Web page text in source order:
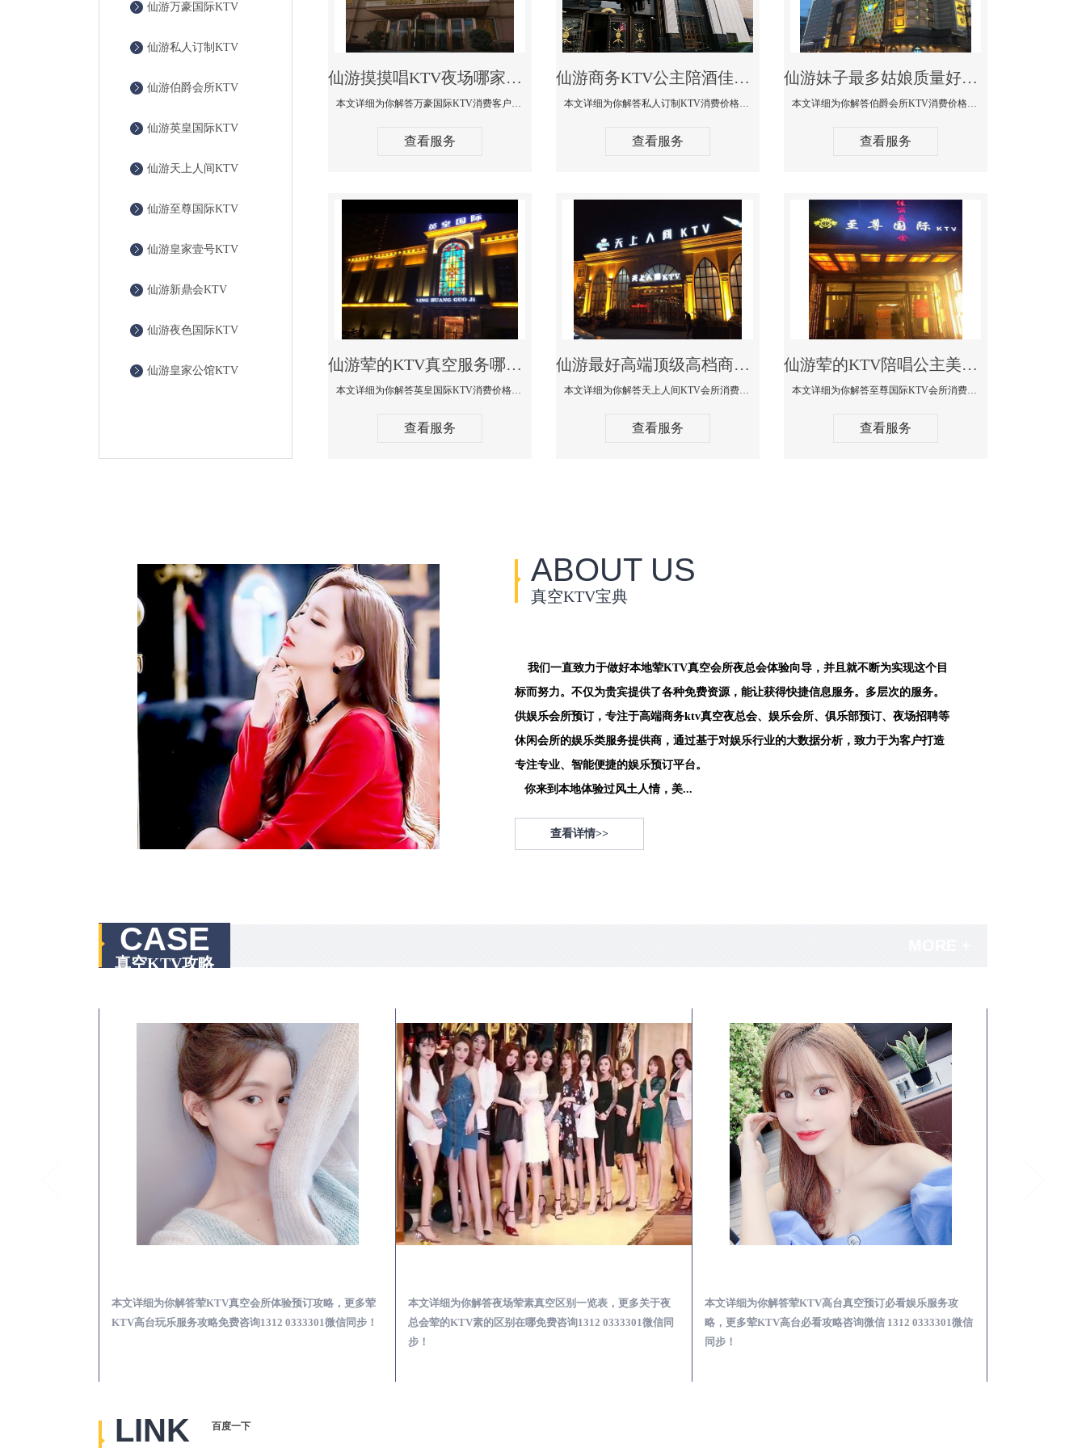
仙游万豪国际KTV
仙游私人订制KTV
仙游伯爵会所KTV
仙游英皇国际KTV
仙游天上人间KTV
仙游至尊国际KTV
仙游皇家壹号KTV
仙游新鼎会KTV
仙游夜色国际KTV
仙游皇家公馆KTV
仙游摸摸唱KTV夜场哪家好玩开放-万豪国际KTV消费客户点评
本文详细为你解答万豪国际KTV消费客户点评，更多关于摸摸唱KTV夜场哪家好玩开放咨询1312 0333301微信同步！
查看服务
仙游商务KTV公主陪酒佳丽漂亮哪家多-私人订制KTV消费价格口碑点评
本文详细为你解答私人订制KTV消费价格口碑点评，更多关于商务KTV公主陪酒佳丽漂亮哪家多免费咨询1312 0333301微信同步！
查看服务
仙游妹子最多姑娘质量好的真空夜总会KTV-伯爵会所KTV消费点评
本文详细为你解答伯爵会所KTV消费价格点评，更多关于妹子最多姑娘质量好的真空夜总会KTV免费咨询1312 0333301微信同步！
查看服务
仙游荤的KTV真空服务哪家好-英皇国际KTV消费价格口碑点评
本文详细为你解答英皇国际KTV消费价格点评，更多关于荤的KTV真空服务哪家好免费咨询1312 0333301微信同步！
查看服务
仙游最好高端顶级高档商务KTV夜总会-天上人间KTV消费点评
本文详细为你解答天上人间KTV会所消费价格点评，更多关于最好高端顶级高档商务KTV夜总会免费咨询1312 0333301微信同步！
查看服务
仙游荤的KTV陪唱公主美女哪家最多-至尊国际KTV会所消费价格
本文详细为你解答至尊国际KTV会所消费价格点评，更多关于荤的KTV陪唱公主美女哪家最多免费咨询1312 0333301微信同步！
查看服务
ABOUT US
真空KTV宝典
我们一直致力于做好本地荤KTV真空会所夜总会体验向导，并且就不断为实现这个目
标而努力。不仅为贵宾提供了各种免费资源，能让获得快捷信息服务。多层次的服务。
供娱乐会所预订，专注于高端商务ktv真空夜总会、娱乐会所、俱乐部预订、夜场招聘等
休闲会所的娱乐类服务提供商，通过基于对娱乐行业的大数据分析，致力于为客户打造
专注专业、智能便捷的娱乐预订平台。
你来到本地体验过风土人情，美...
查看详情>>
CASE
真空KTV攻略
本文详细为你解答荤KTV真空会所体验预订攻略，更多荤
KTV高台玩乐服务攻略免费咨询1312 0333301微信同步！
本文详细为你解答夜场荤素真空区别一览表，更多关于夜
总会荤的KTV素的区别在哪免费咨询1312 0333301微信同
步！
本文详细为你解答荤KTV高台真空预订必看娱乐服务攻
略，更多荤KTV高台必看攻略咨询微信 1312 0333301微信
同步！
LINK 百度一下